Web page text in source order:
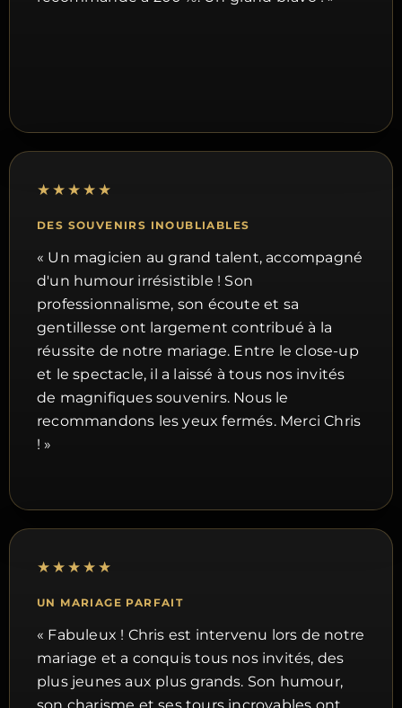
★★★★★
DES SOUVENIRS INOUBLIABLES
« Un magicien au grand talent, accompagné
d'un humour irrésistible ! Son
professionnalisme, son écoute et sa
gentillesse ont largement contribué à la
réussite de notre mariage. Entre le close-up
et le spectacle, il a laissé à tous nos invités
de magnifiques souvenirs. Nous le
recommandons les yeux fermés. Merci Chris
! »
★★★★★
UN MARIAGE PARFAIT
« Fabuleux ! Chris est intervenu lors de notre
mariage et a conquis tous nos invités, des
plus jeunes aux plus grands. Son humour,